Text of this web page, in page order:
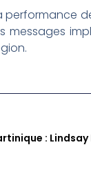
performance
messages